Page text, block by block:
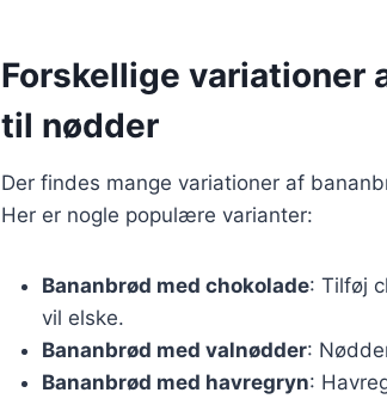
Forskellige variationer
til nødder
Der findes mange variationer af
Her er nogle populære varianter:
Bananbrød med chokolade: Tilføj
vil elske.
Bananbrød med valnødder:
Bananbrød med havregryn: